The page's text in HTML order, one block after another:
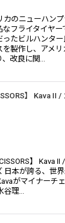
カのニューハン
なフライタイヤ
ったビルハンタ
を製作し、アメ
、改良に関…
】 Kava II
】 Kava
日本が誇る、世
がマイナーチ
谷理…